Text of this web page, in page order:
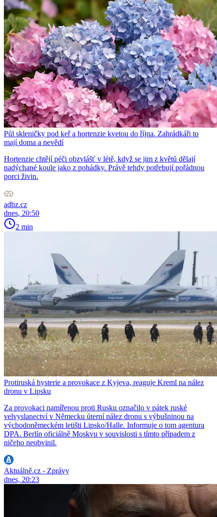
Půl skleničky pod keř a hortenzie kvetou do října. Zahrádkáři to
mají doma a nevědí
Hortenzie chtějí péči obzvlášť v létě, když se jim z květů dělají
nadýchané koule jako z pohádky. Právě tehdy potřebují pořádnou
porci živin.
adbz.cz
dnes, 20:50
2 min
Protiruská hysterie a provokace z Kyjeva, reaguje Kreml na nález
dronu v Lipsku
Za provokaci namířenou proti Rusku označilo v pátek ruské
velvyslanectví v Německu úterní nález dronu s výbušninou na
východoněmeckém letišti Lipsko/Halle. Informuje o tom agentura
DPA. Berlín oficiálně Moskvu v souvislosti s tímto případem z
ničeho neobvinil.
Aktuálně.cz - Zprávy
dnes, 20:23